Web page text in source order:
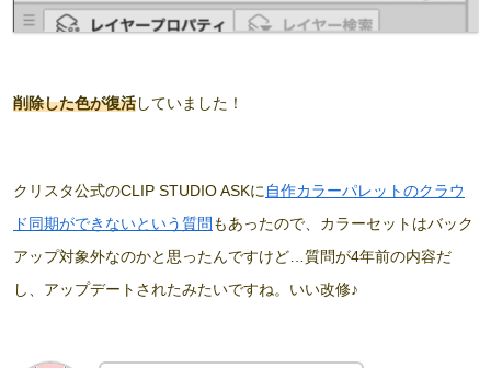
削除した色が復活していました！
クリスタ公式のCLIP STUDIO ASKに自作カラーパレットのクラウ
ド同期ができないという質問 もあったので、カラーセットはバック
アップ対象外なのかと思ったんですけど…質問が4年前の内容だ
し、アップデートされたみたいですね。いい改修♪